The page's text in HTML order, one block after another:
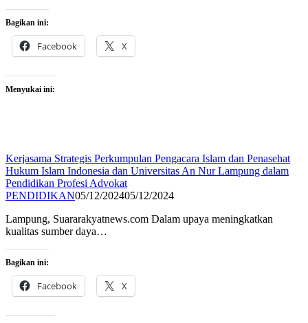
Bagikan ini:
Facebook X
Menyukai ini:
Kerjasama Strategis Perkumpulan Pengacara Islam dan Penasehat
Hukum Islam Indonesia dan Universitas An Nur Lampung dalam
Pendidikan Profesi Advokat
PENDIDIKAN05/12/202405/12/2024
Lampung, Suararakyatnews.com Dalam upaya meningkatkan
kualitas sumber daya…
Bagikan ini:
Facebook X